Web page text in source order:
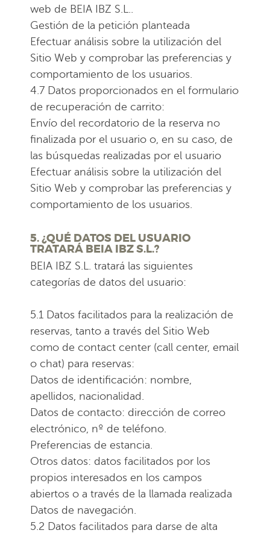
web de BEIA IBZ S.L..
Gestión de la petición planteada
Efectuar análisis sobre la utilización del
Sitio Web y comprobar las preferencias y
comportamiento de los usuarios.
4.7 Datos proporcionados en el formulario
de recuperación de carrito:
Envío del recordatorio de la reserva no
finalizada por el usuario o, en su caso, de
las búsquedas realizadas por el usuario
Efectuar análisis sobre la utilización del
Sitio Web y comprobar las preferencias y
comportamiento de los usuarios.
5. ¿QUÉ DATOS DEL USUARIO
TRATARÁ BEIA IBZ S.L.?
BEIA IBZ S.L. tratará las siguientes
categorías de datos del usuario:
5.1 Datos facilitados para la realización de
reservas, tanto a través del Sitio Web
como de contact center (call center, email
o chat) para reservas:
Datos de identificación: nombre,
apellidos, nacionalidad.
Datos de contacto: dirección de correo
electrónico, nº de teléfono.
Preferencias de estancia.
Otros datos: datos facilitados por los
propios interesados en los campos
abiertos o a través de la llamada realizada
Datos de navegación.
5.2 Datos facilitados para darse de alta